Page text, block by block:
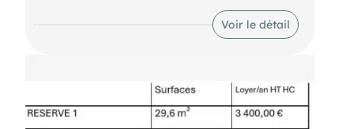
Emplacements de stationnement disponibles en
sous-sol. A visiter rapidement !
Bus Mûriers (BUS-69, BUS-61, BUS-N16, BUS-N34)
Porte de Bagnolet (Autoroute A3) / Porte des Lilas
(Route départementale 117)
Voir le détail